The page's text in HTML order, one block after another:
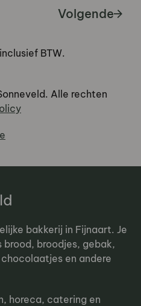
Volgende
BTW.
Alle rechten
bakkerij in Fijnaart. Je
broodjes, gebak,
en andere
horeca, catering en